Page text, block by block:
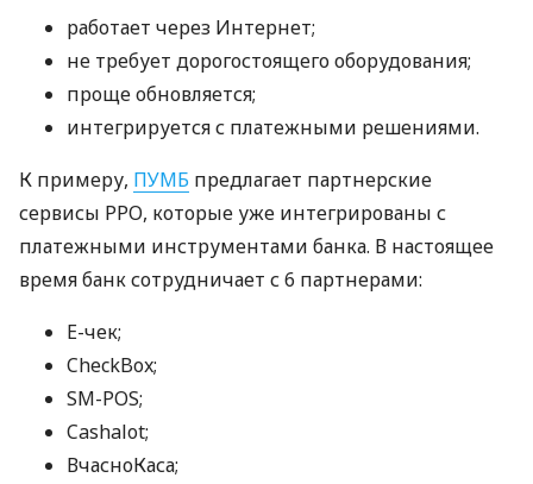
работает через Интернет;
не требует дорогостоящего оборудования;
проще обновляется;
интегрируется с платежными решениями.
К примеру, ПУМБ предлагает партнерские
сервисы РРО, которые уже интегрированы с
платежными инструментами банка. В настоящее
время банк сотрудничает с 6 партнерами:
E-чек;
CheckBox;
SM-POS;
Cashalot;
ВчасноКаса;